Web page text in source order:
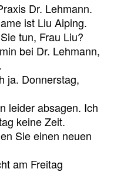
Dr. Lehmann.
ist Liu Aiping.
tun, Frau Liu?
bei Dr. Lehmann,
ja. Donnerstag,
leider absagen. Ich
keine Zeit.
Sie einen neuen
am Freitag